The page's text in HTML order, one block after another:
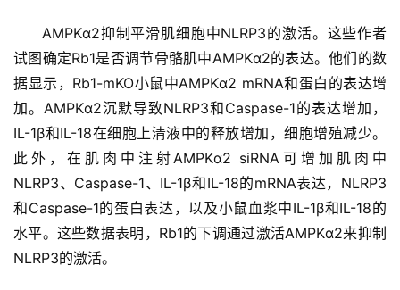
AMPKα2抑制平滑肌细胞中NLRP3的激活。这些作者
试图确定Rb1是否调节骨骼肌中AMPKα2的表达。他们的数
据显示，Rb1-mKO小鼠中AMPKα2 mRNA和蛋白的表达增
加。AMPKα2沉默导致NLRP3和Caspase-1的表达增加，
IL-1β和IL-18在细胞上清液中的释放增加，细胞增殖减少。
此外，在肌肉中注射AMPKα2 siRNA可增加肌肉中
NLRP3、Caspase-1、IL-1β和IL-18的mRNA表达，NLRP3
和Caspase-1的蛋白表达，以及小鼠血浆中IL-1β和IL-18的
水平。这些数据表明，Rb1的下调通过激活AMPKα2来抑制
NLRP3的激活。